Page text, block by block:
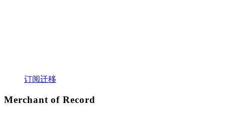
订阅迁移
Merchant of Record